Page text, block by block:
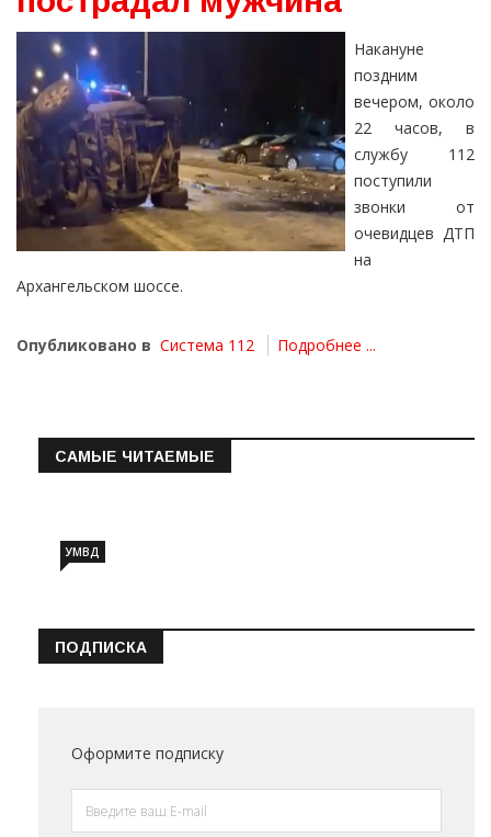
Накануне
поздним
вечером, около
22 часов, в
службу 112
поступили
звонки от
очевидцев ДТП
на
Архангельском шоссе.
Опубликовано в Система 112 Подробнее ...
САМЫЕ ЧИТАЕМЫЕ
УМВД
ПОДПИСКА
Оформите подписку